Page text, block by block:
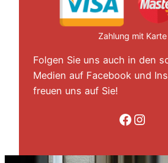
Zahlung mit Karte
Folgen Sie uns auch in den
Medien auf Facebook und
freuen uns auf Sie!
Folge uns auf Facebook Folge uns auf Instagram